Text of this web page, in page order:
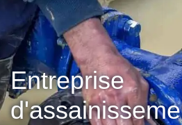
Entreprise